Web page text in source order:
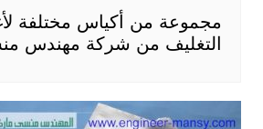
مجموعة من أكياس مختلفة
التغليف من شركة مهندس